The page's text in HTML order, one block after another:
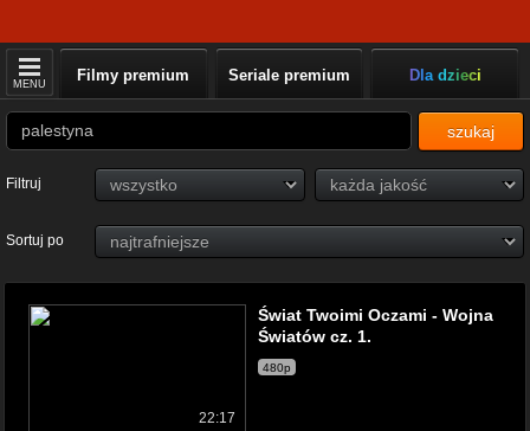
MENU Filmy premium Seriale premium Dla dzieci
szukaj
Filtruj
Sortuj po
22:17
Świat Twoimi Oczami - Wojna
Światów cz. 1.
480p